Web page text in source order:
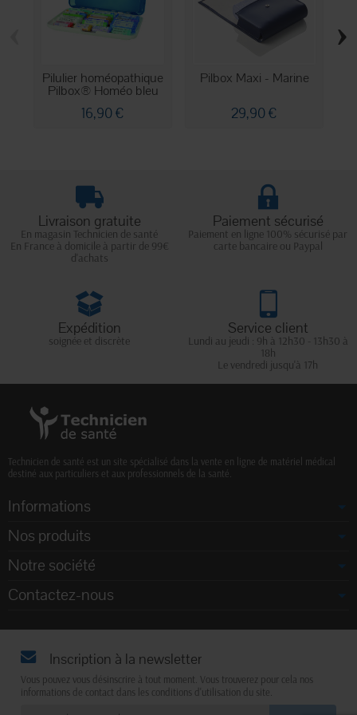
Pilulier homéopathique
Pilbox® Homéo bleu
16,90 €
Pilbox Maxi - Marine
29,90 €
›
Livraison gratuite
En magasin Technicien de santé
En France à domicile à partir de 99€
d'achats
Paiement sécurisé
Paiement en ligne 100% sécurisé par
carte bancaire ou Paypal
Expédition
soignée et discrète
Service client
Lundi au jeudi : 9h à 12h30 - 13h30 à
18h
Le vendredi jusqu'à 17h
Technicien de santé est un site spécialisé dans la vente en ligne de matériel médical
destiné aux particuliers et aux professionnels de la santé.
Informations
Nos produits
Notre société
Contactez-nous
Inscription à la newsletter
Vous pouvez vous désinscrire à tout moment. Vous trouverez pour cela nos
informations de contact dans les conditions d'utilisation du site.